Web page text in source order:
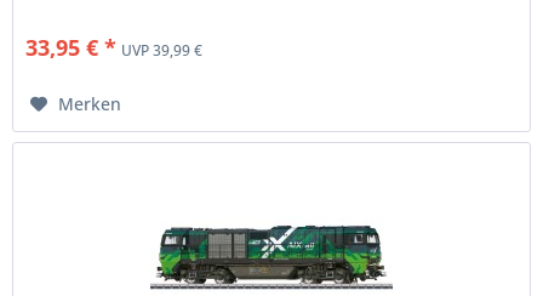
33,95 € * UVP 39,99 €
Merken